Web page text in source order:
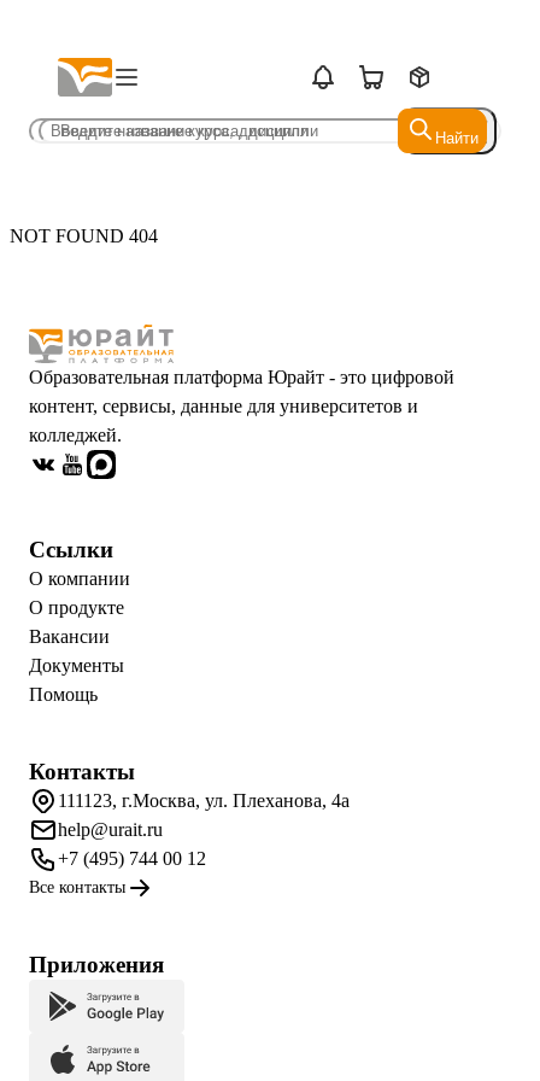
Найти
Найти
NOT FOUND 404
Образовательная платформа Юрайт - это цифровой
контент, сервисы, данные для университетов и
колледжей.
Ссылки
О компании
О продукте
Вакансии
Документы
Помощь
Контакты
111123, г.Москва, ул. Плеханова, 4а
help@urait.ru
+7 (495) 744 00 12
Все контакты
Приложения